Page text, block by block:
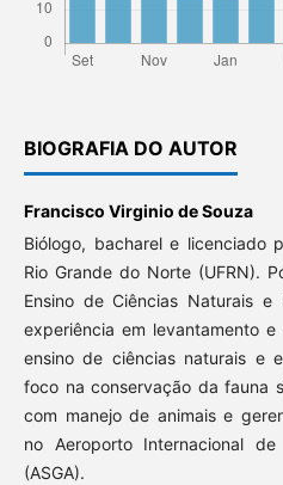
BIOGRAFIA DO AUTOR
Francisco Virginio de Souza
Biólogo, bacharel e licenciado
Rio Grande do Norte (UFRN).
Ensino de Ciências Naturais e
experiência em levantamento
ensino de ciências naturais e
foco na conservação da fauna
com manejo de animais e
no Aeroporto Internacional
(ASGA).